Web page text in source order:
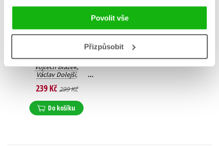
Povolit vše
Přizpůsobit
Když se v zoo zhasne
Zuzana Hodková,
Vojtěch Blažek,
Václav Dolejší,
Jiří Hošek, Janek Kroupa
Lucie Stuchlíková,
Luděk Mádl, Josef Klíma
239 Kč 299 Kč
Do košíku